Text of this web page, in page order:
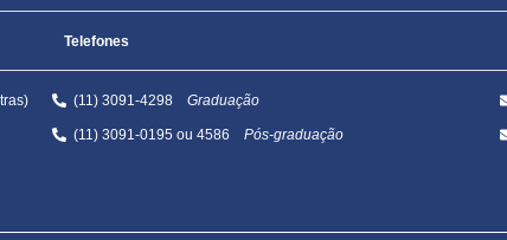
Telefones
(11) 3091-4298 Graduação
(11) 3091-0195 ou 4586 Pós-graduação